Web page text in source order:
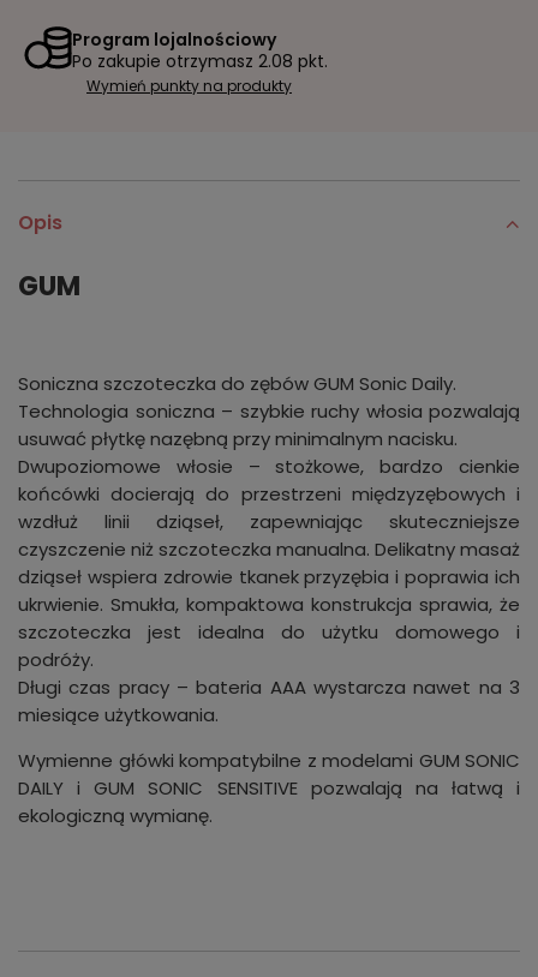
Program lojalnościowy
Po zakupie otrzymasz 2.08 pkt.
Wymień punkty na produkty
Opis
GUM
Soniczna szczoteczka do zębów GUM Sonic Daily.
Technologia soniczna – szybkie ruchy włosia pozwalają
usuwać płytkę nazębną przy minimalnym nacisku.
Dwupoziomowe włosie – stożkowe, bardzo cienkie
końcówki docierają do przestrzeni międzyzębowych i
wzdłuż linii dziąseł, zapewniając skuteczniejsze
czyszczenie niż szczoteczka manualna. Delikatny masaż
dziąseł wspiera zdrowie tkanek przyzębia i poprawia ich
ukrwienie. Smukła, kompaktowa konstrukcja sprawia, że
szczoteczka jest idealna do użytku domowego i
podróży.
Długi czas pracy – bateria AAA wystarcza nawet na 3
miesiące użytkowania.
Wymienne główki kompatybilne z modelami GUM SONIC
DAILY i GUM SONIC SENSITIVE pozwalają na łatwą i
ekologiczną wymianę.